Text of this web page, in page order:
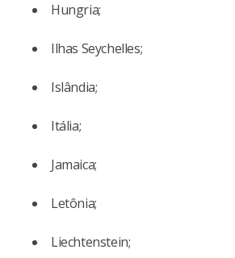
Hungria;
Ilhas Seychelles;
Islândia;
Itália;
Jamaica;
Letônia;
Liechtenstein;